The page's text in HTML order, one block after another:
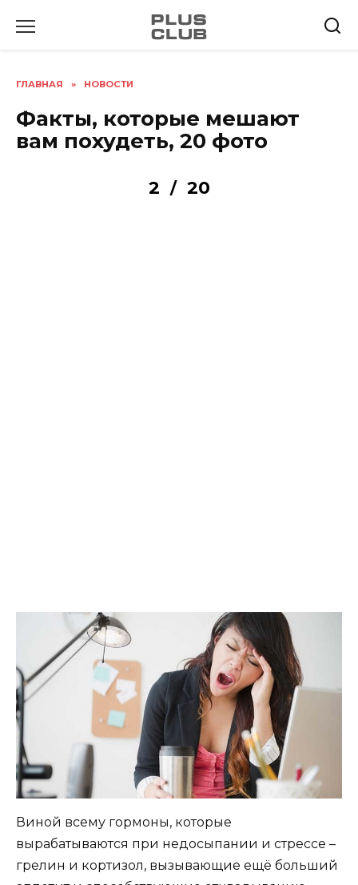
ГЛАВНАЯ » НОВОСТИ
Факты, которые мешают
вам похудеть, 20 фото
2 / 20
Виной всему гормоны, которые
вырабатываются при недосыпании и стрессе –
грелин и кортизол, вызывающие ещё больший